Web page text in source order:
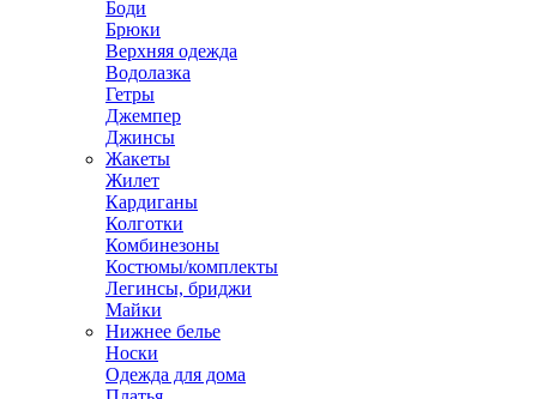
Боди
Брюки
Верхняя одежда
Водолазка
Гетры
Джемпер
Джинсы
Жакеты
Жилет
Кардиганы
Колготки
Комбинезоны
Костюмы/комплекты
Легинсы, бриджи
Майки
Нижнее белье
Носки
Одежда для дома